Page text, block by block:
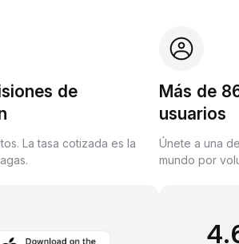
de
La tasa cotizada es la
Más de
usuarios
Únete a una
mundo por